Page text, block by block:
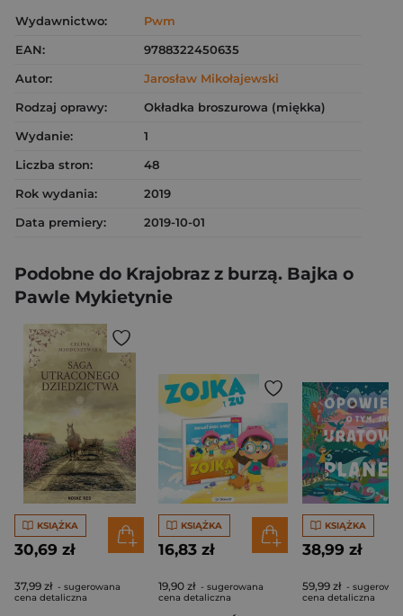
Wydawnictwo:
Pwm
EAN:
9788322450635
Autor:
Jarosław Mikołajewski
Rodzaj oprawy:
Okładka broszurowa (miękka)
Wydanie:
1
Liczba stron:
48
Rok wydania:
2019
Data premiery:
2019-10-01
Podobne do Krajobraz z burzą. Bajka o
Pawle Mykietynie
KSIĄŻKA
30,69 zł
37,99 zł - sugerowana
cena detaliczna
KSIĄŻKA
16,83 zł
19,90 zł - sugerowana
cena detaliczna
KSIĄŻKA
38,99 zł
59,99 zł -
cena detaliczna